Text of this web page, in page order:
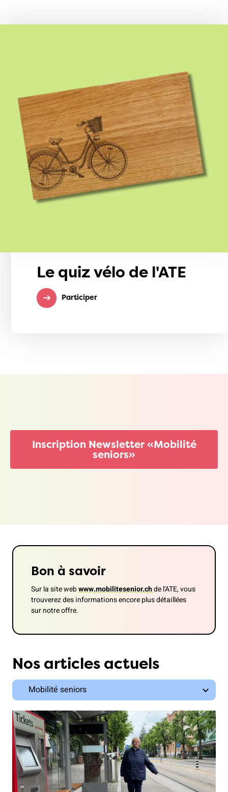
Le quiz vélo de l'ATE
Participer
Inscription Newsletter «Mobilité
seniors»
Bon à savoir
Sur la site webwww.mobilitesenior.chde l'ATE, vous
trouverez des informations encore plus détaillées
sur notre offre.
Nos articles actuels